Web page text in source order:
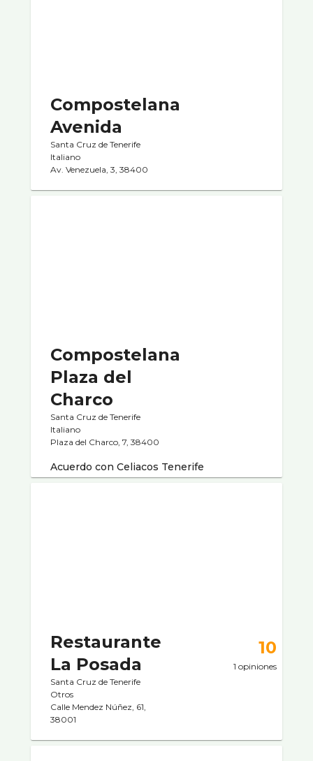
Compostelana
Avenida
Santa Cruz de Tenerife
Italiano
Av. Venezuela, 3, 38400
Compostelana
Plaza del
Charco
Santa Cruz de Tenerife
Italiano
Plaza del Charco, 7, 38400
Acuerdo con Celiacos Tenerife
Restaurante
La Posada
Santa Cruz de Tenerife
Otros
Calle Mendez Núñez, 61,
38001
10
1 opiniones